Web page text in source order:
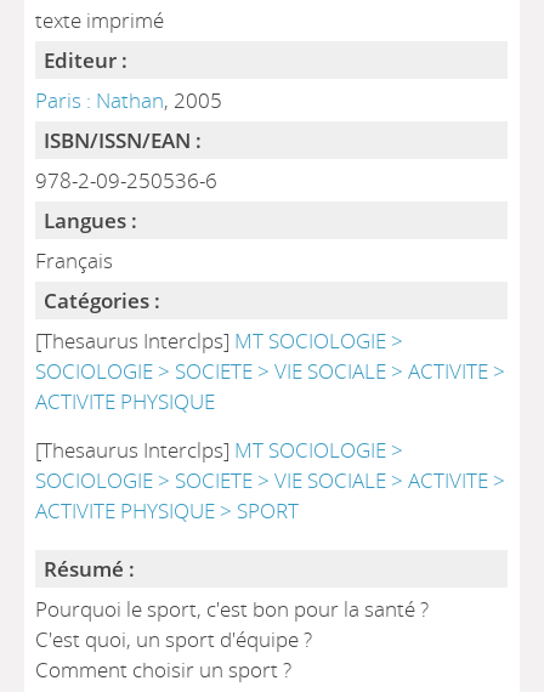
texte imprimé
Editeur :
Paris : Nathan, 2005
ISBN/ISSN/EAN :
978-2-09-250536-6
Langues :
Français
Catégories :
[Thesaurus Interclps] MT SOCIOLOGIE >
SOCIOLOGIE > SOCIETE > VIE SOCIALE > ACTIVITE >
ACTIVITE PHYSIQUE
[Thesaurus Interclps] MT SOCIOLOGIE >
SOCIOLOGIE > SOCIETE > VIE SOCIALE > ACTIVITE >
ACTIVITE PHYSIQUE > SPORT
Résumé :
Pourquoi le sport, c'est bon pour la santé ?
C'est quoi, un sport d'équipe ?
Comment choisir un sport ?